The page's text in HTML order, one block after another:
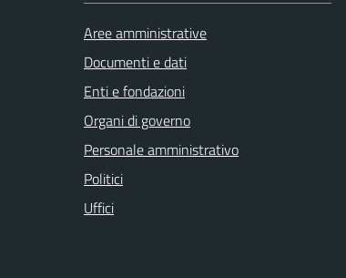
Aree amministrative
Documenti e dati
Enti e fondazioni
Organi di governo
Personale amministrativo
Politici
Uffici